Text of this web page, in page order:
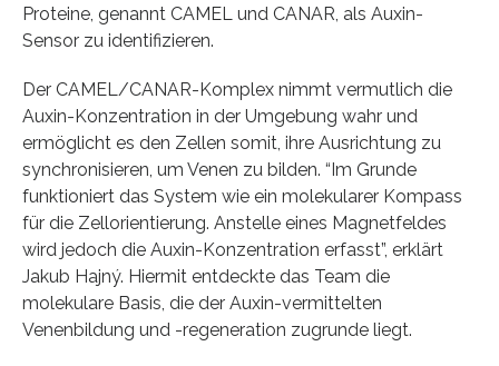
Proteine, genannt CAMEL und CANAR, als Auxin-
Sensor zu identifizieren.
Der CAMEL/CANAR-Komplex nimmt vermutlich die
Auxin-Konzentration in der Umgebung wahr und
ermöglicht es den Zellen somit, ihre Ausrichtung zu
synchronisieren, um Venen zu bilden. “Im Grunde
funktioniert das System wie ein molekularer Kompass
für die Zellorientierung. Anstelle eines Magnetfeldes
wird jedoch die Auxin-Konzentration erfasst”, erklärt
Jakub Hajný. Hiermit entdeckte das Team die
molekulare Basis, die der Auxin-vermittelten
Venenbildung und -regeneration zugrunde liegt.